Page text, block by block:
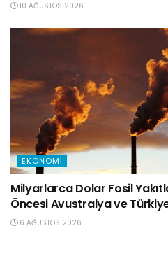
10 AĞUSTOS 2026
EKONOMI
Milyarlarca Dolar Fosil
Öncesi Avustralya ve
6 AĞUSTOS 2026